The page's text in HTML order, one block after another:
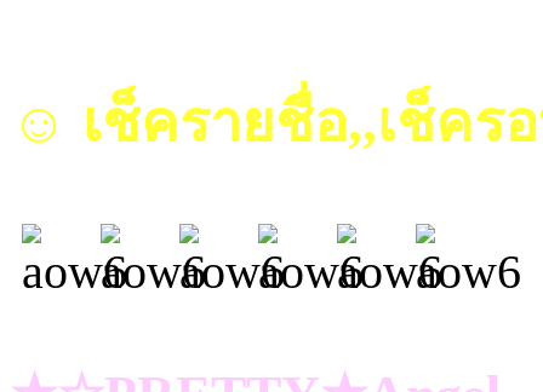
☺ เช็ครายชื่อ,,เช็คร